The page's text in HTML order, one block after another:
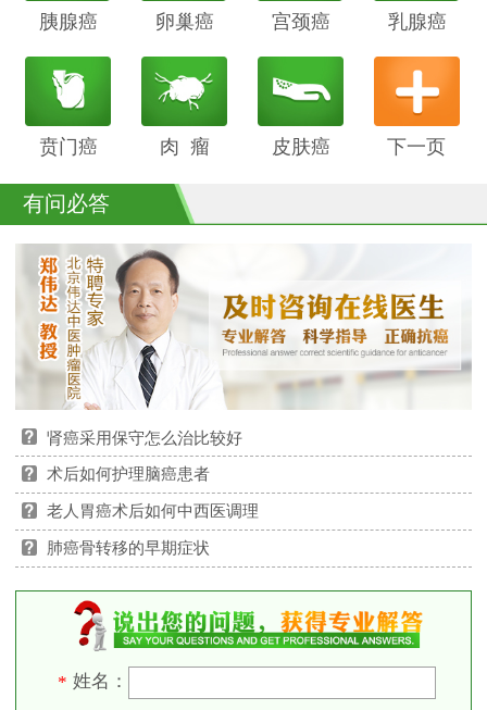
下一页
胰腺癌 鳞癌
卵巢癌 骨癌
宫颈癌 喉癌
乳腺癌
贲门癌 阴茎癌肉 瘤 白血病皮肤癌
有问必答
肾癌采用保守怎么治比较好
术后如何护理脑癌患者
老人胃癌术后如何中西医调理
肺癌骨转移的早期症状
* 姓名：